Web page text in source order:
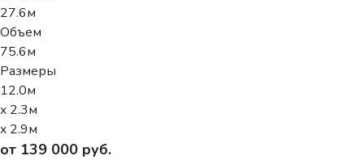
27.6м
Объем
75.6м
Размеры
12.0м
x 2.3м
x 2.9м
от 139 000 руб.